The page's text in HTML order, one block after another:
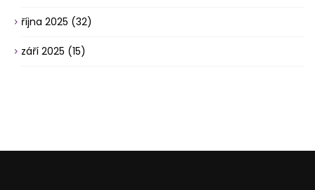
října 2025 (32)
září 2025 (15)